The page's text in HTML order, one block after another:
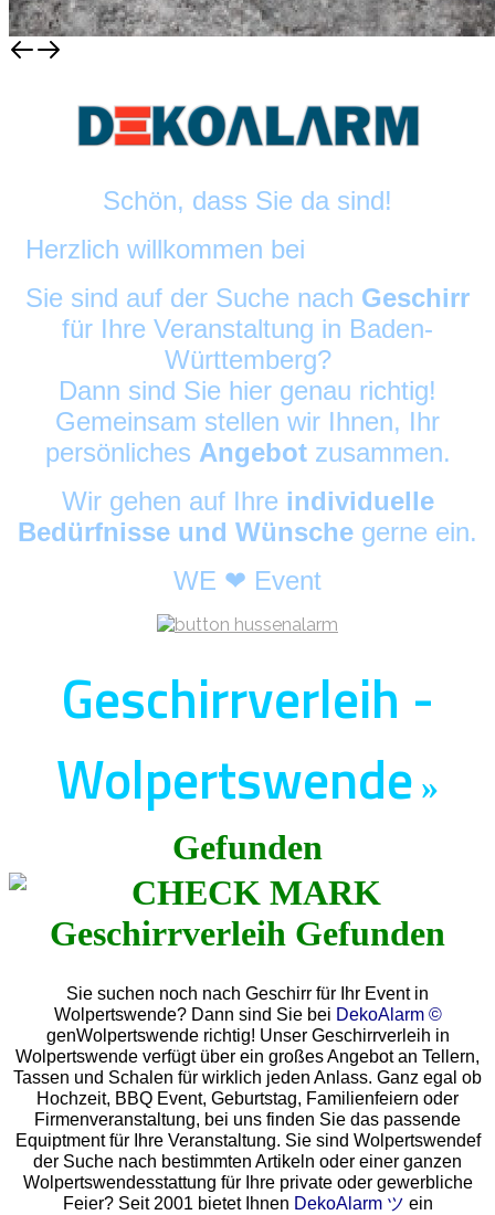
Schön, dass Sie da sind!
Herzlich willkommen bei
Sie sind auf der Suche nach Geschirr
für Ihre Veranstaltung in Baden-
Württemberg?
Dann sind Sie hier genau richtig!
Gemeinsam stellen wir Ihnen, Ihr
persönliches Angebot zusammen.
Wir gehen auf Ihre individuelle
Bedürfnisse und Wünsche gerne ein.
WE ❤ Event
Geschirrverleih -
Wolpertswende »
Gefunden
Sie suchen noch nach Geschirr für Ihr Event in
Wolpertswende? Dann sind Sie bei DekoAlarm ©
genWolpertswende richtig! Unser Geschirrverleih in
Wolpertswende verfügt über ein großes Angebot an Tellern,
Tassen und Schalen für wirklich jeden Anlass. Ganz egal ob
Hochzeit, BBQ Event, Geburtstag, Familienfeiern oder
Firmenveranstaltung, bei uns finden Sie das passende
Equiptment für Ihre Veranstaltung. Sie sind Wolpertswendef
der Suche nach bestimmten Artikeln oder einer ganzen
Wolpertswendesstattung für Ihre private oder gewerbliche
Feier? Seit 2001 bietet Ihnen DekoAlarm ツ ein